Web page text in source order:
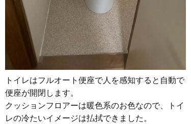
トイレはフルオート便座で人を感知すると自動で
便座が開閉します。
クッションフロアーは暖色系のお色なので、トイ
レの冷たいイメージは払拭できました。